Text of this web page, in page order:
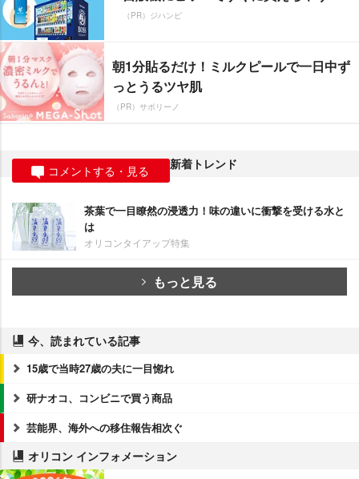
（PR）ジハンピ
朝1分貼るだけ！ミルクピールで一日中ず
っとうるツヤ肌
（PR）サボリーノ
コメントする・見る 新着トレンド
茶葉で一目瞭然の浸透力！味の違いに衝撃を受ける水と
は
オリコンタイアップ特集
もっと見る
今、読まれている記事
15歳で当時27歳の夫に一目惚れ
研ナオコ、コンビニで買う商品
芸能界、海外への移住報告相次ぐ
オリコン インフォメーション